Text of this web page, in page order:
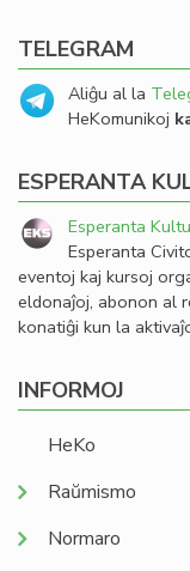
TELEGRAM
Aliĝu al la
HeKomunikoj
ESPERANTA
Esperanta
Esperanta
eventoj kaj kursoj
eldonaĵoj, abonon al
konatiĝi kun la
INFORMOJ
HeKo
Raŭmismo
Normaro